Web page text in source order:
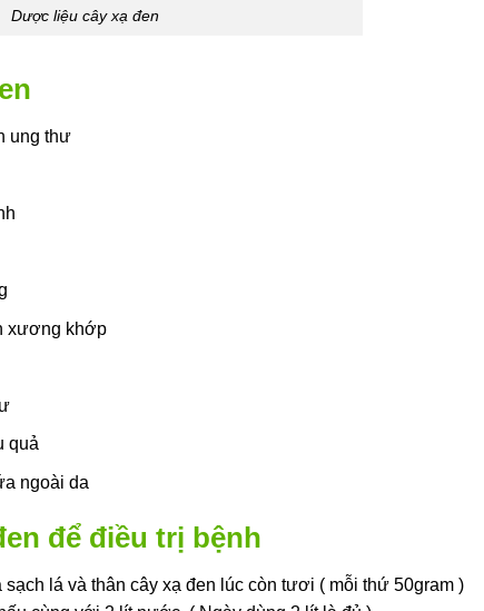
Dược liệu cây xạ đen
ung thư
xương khớp
quả
ngoài da
để điều trị bệnh
lá và thân cây xạ đen lúc còn tươi ( mỗi thứ 50gram )